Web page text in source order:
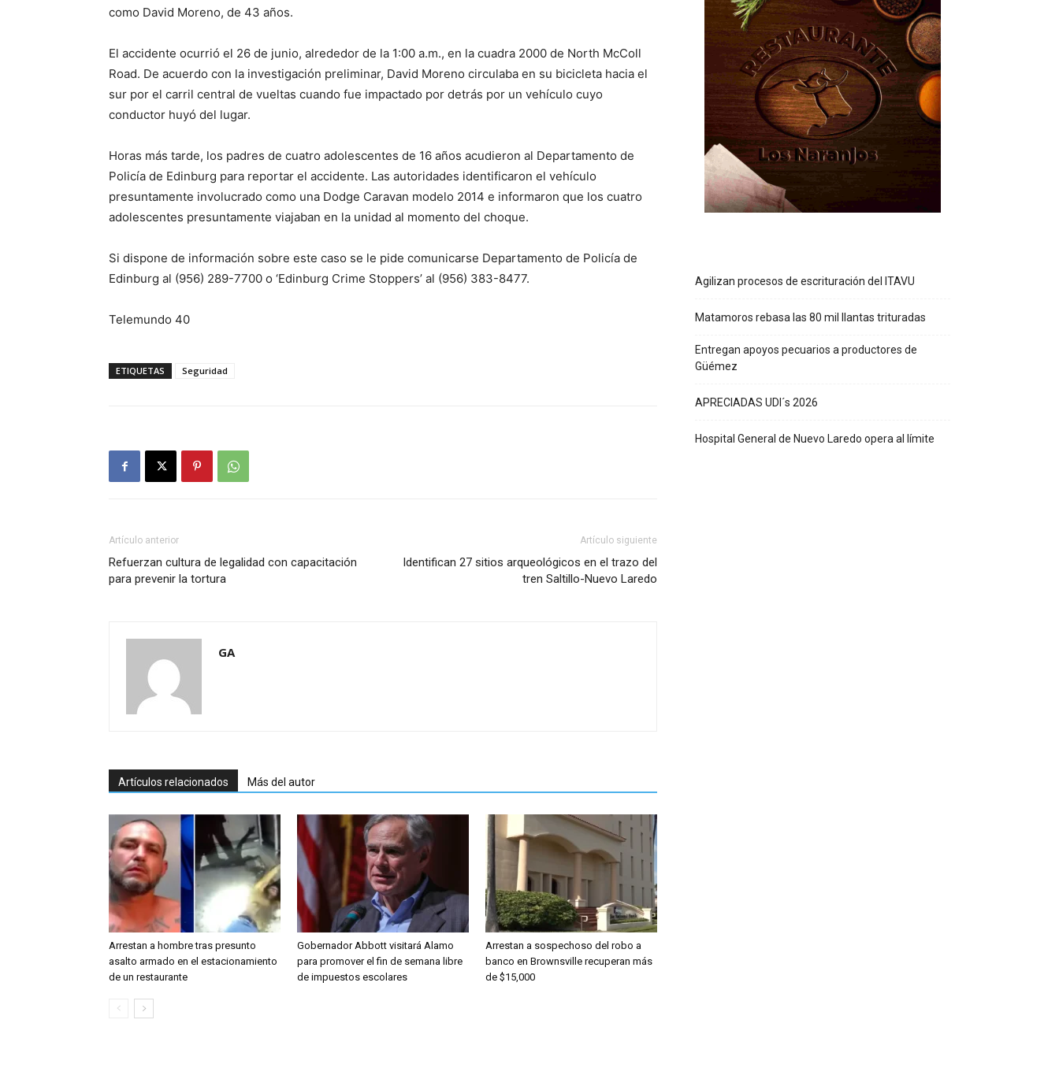
como David Moreno, de 43 años.
El accidente ocurrió el 26 de junio, alrededor de la 1:00 a.m., en la cuadra 2000 de North McColl
Road. De acuerdo con la investigación preliminar, David Moreno circulaba en su bicicleta hacia el
sur por el carril central de vueltas cuando fue impactado por detrás por un vehículo cuyo
conductor huyó del lugar.
Horas más tarde, los padres de cuatro adolescentes de 16 años acudieron al Departamento de
Policía de Edinburg para reportar el accidente. Las autoridades identificaron el vehículo
presuntamente involucrado como una Dodge Caravan modelo 2014 e informaron que los cuatro
adolescentes presuntamente viajaban en la unidad al momento del choque.
Si dispone de información sobre este caso se le pide comunicarse Departamento de Policía de
Edinburg al (956) 289-7700 o ‘Edinburg Crime Stoppers’ al (956) 383-8477.
Telemundo 40
ETIQUETAS Seguridad
Artículo anterior
Refuerzan cultura de legalidad con capacitación
para prevenir la tortura
Artículo siguiente
Identifican 27 sitios arqueológicos en el trazo del
tren Saltillo-Nuevo Laredo
GA
Artículos relacionados Más del autor
Arrestan a hombre tras presunto
asalto armado en el estacionamiento
de un restaurante
Gobernador Abbott visitará Alamo
para promover el fin de semana libre
de impuestos escolares
Arrestan a sospechoso del robo a
banco en Brownsville recuperan más
de $15,000
Agilizan procesos de escrituración del ITAVU
Matamoros rebasa las 80 mil llantas trituradas
Entregan apoyos pecuarios a productores de
Güémez
APRECIADAS UDI´s 2026
Hospital General de Nuevo Laredo opera al límite